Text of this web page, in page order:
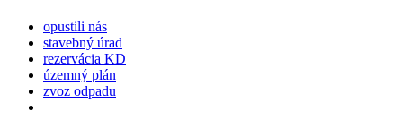
opustili nás
stavebný úrad
rezervácia KD
územný plán
zvoz odpadu